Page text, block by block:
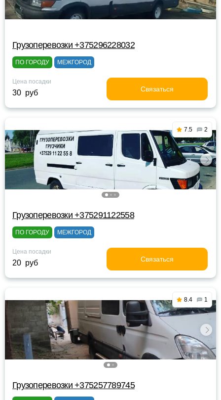
Грузоперевозки +375296228032
ПО ГОРОДУ МЕЖГОРОД
Цена посадки
30 руб Связаться
7.5 2
Грузоперевозки +375291122558
ПО ГОРОДУ МЕЖГОРОД
Цена посадки
20 руб Связаться
8.4 1
Грузоперевозки +375257789745